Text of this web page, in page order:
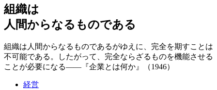
組織は
人間からなるものである
組織は人間からなるものであるがゆえに、完全を期すことは
不可能である。したがって、完全ならざるものを機能させる
ことが必要になる——『企業とは何か』（1946）
経営